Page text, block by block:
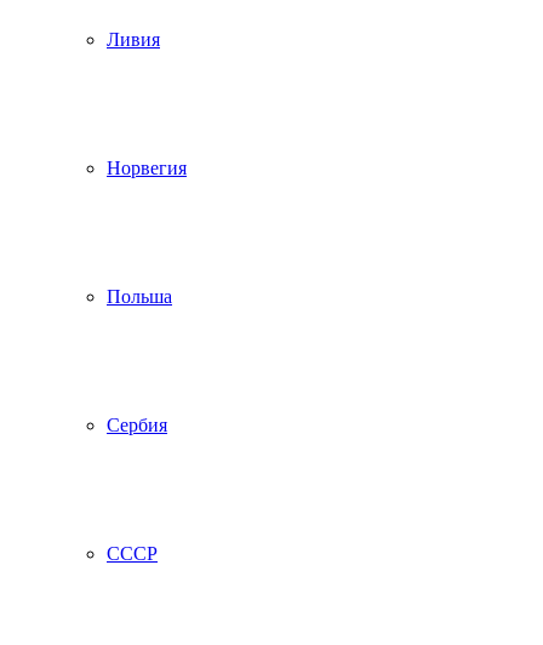
Ливия
Норвегия
Польша
Сербия
СССР